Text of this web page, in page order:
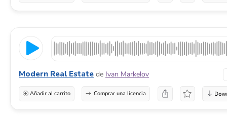
Modern Real Estate de Ivan Markelov
Añadir al carrito Comprar una licencia